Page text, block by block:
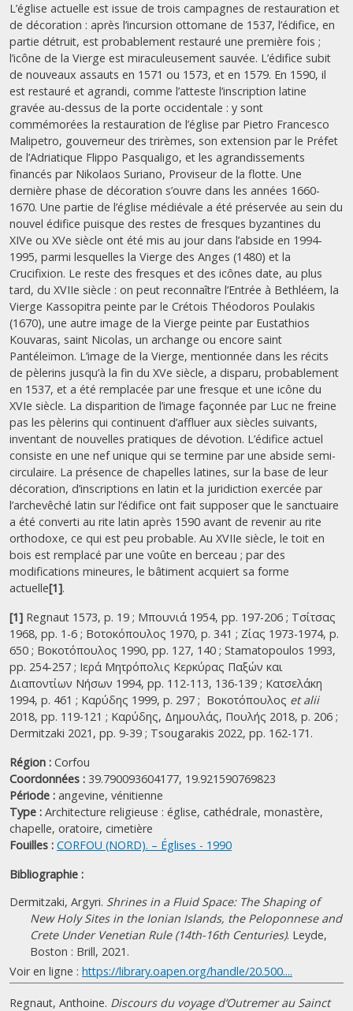
L’église actuelle est issue de trois campagnes de restauration et
de décoration : après l’incursion ottomane de 1537, l’édifice, en
partie détruit, est probablement restauré une première fois ;
l’icône de la Vierge est miraculeusement sauvée. L’édifice subit
de nouveaux assauts en 1571 ou 1573, et en 1579. En 1590, il
est restauré et agrandi, comme l’atteste l’inscription latine
gravée au-dessus de la porte occidentale : y sont
commémorées la restauration de l’église par Pietro Francesco
Malipetro, gouverneur des trirèmes, son extension par le Préfet
de l’Adriatique Flippo Pasqualigo, et les agrandissements
financés par Nikolaos Suriano, Proviseur de la flotte. Une
dernière phase de décoration s’ouvre dans les années 1660-
1670. Une partie de l’église médiévale a été préservée au sein du
nouvel édifice puisque des restes de fresques byzantines du
XIVe ou XVe siècle ont été mis au jour dans l’abside en 1994-
1995, parmi lesquelles la Vierge des Anges (1480) et la
Crucifixion. Le reste des fresques et des icônes date, au plus
tard, du XVIIe siècle : on peut reconnaître l’Entrée à Bethléem, la
Vierge Kassopitra peinte par le Crétois Théodoros Poulakis
(1670), une autre image de la Vierge peinte par Eustathios
Kouvaras, saint Nicolas, un archange ou encore saint
Pantéleïmon. L’image de la Vierge, mentionnée dans les récits
de pèlerins jusqu’à la fin du XVe siècle, a disparu, probablement
en 1537, et a été remplacée par une fresque et une icône du
XVIe siècle. La disparition de l’image façonnée par Luc ne freine
pas les pèlerins qui continuent d’affluer aux siècles suivants,
inventant de nouvelles pratiques de dévotion. L’édifice actuel
consiste en une nef unique qui se termine par une abside semi-
circulaire. La présence de chapelles latines, sur la base de leur
décoration, d’inscriptions en latin et la juridiction exercée par
l’archevêché latin sur l’édifice ont fait supposer que le sanctuaire
a été converti au rite latin après 1590 avant de revenir au rite
orthodoxe, ce qui est peu probable. Au XVIIe siècle, le toit en
bois est remplacé par une voûte en berceau ; par des
modifications mineures, le bâtiment acquiert sa forme
actuelle[1].
[1] Regnaut 1573, p. 19 ; Μπουνιά 1954, pp. 197-206 ; Τσίτσας
1968, pp. 1-6 ; Βοτοκόπουλος 1970, p. 341 ; Ζίας 1973-1974, p.
650 ; Βοκοτόπουλος 1990, pp. 127, 140 ; Stamatopoulos 1993,
pp. 254-257 ; Ιερά Μητρόπολις Κερκύρας Παξών και
Διαποντίων Νήσων 1994, pp. 112-113, 136-139 ; Κατσελάκη
1994, p. 461 ; Καρύδης 1999, p. 297 ; Βοκοτόπουλος et alii
2018, pp. 119-121 ; Καρύδης, Δημουλάς, Πουλής 2018, p. 206 ;
Dermitzaki 2021, pp. 9-39 ; Tsougarakis 2022, pp. 162-171.
Région : Corfou
Coordonnées : 39.790093604177, 19.921590769823
Période : angevine, vénitienne
Type : Architecture religieuse : église, cathédrale, monastère,
chapelle, oratoire, cimetière
Fouilles : CORFOU (NORD). – Églises - 1990
Bibliographie :
Dermitzaki, Argyri. Shrines in a Fluid Space: The Shaping of
New Holy Sites in the Ionian Islands, the Peloponnese and
Crete Under Venetian Rule (14th-16th Centuries). Leyde,
Boston : Brill, 2021.
Voir en ligne : https://library.oapen.org/handle/20.500....
Regnaut, Anthoine. Discours du voyage d’Outremer au Sainct